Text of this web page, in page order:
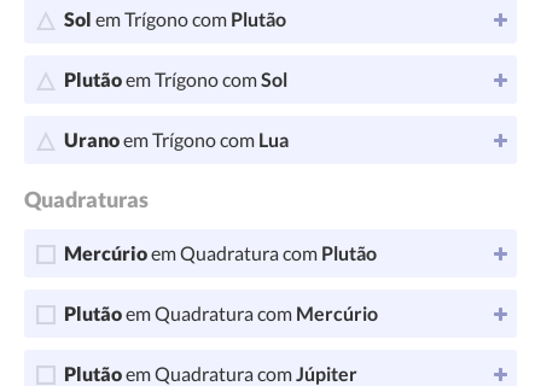
Sol em Trígono com Plutão
Plutãoem Trígono comSol
Uranoem Trígono com Lua
Quadraturas
Mercúrioem Quadratura com Plutão
Plutãoem Quadratura com Mercúrio
Plutãoem Quadratura comJúpiter